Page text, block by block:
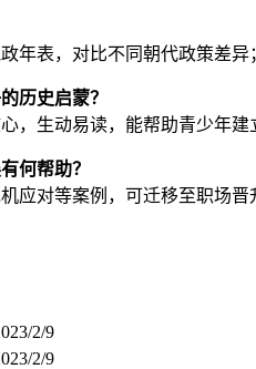
年表，对比不同朝代政策差
历史启蒙？
，生动易读，能帮助青少年
何帮助？
应对等案例，可迁移至职场
2/9
2/9